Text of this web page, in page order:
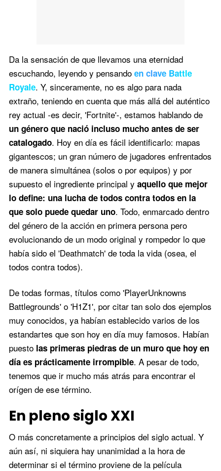
Da la sensación de que llevamos una eternidad
escuchando, leyendo y pensando en clave Battle
Royale. Y, sinceramente, no es algo para nada
extraño, teniendo en cuenta que más allá del auténtico
rey actual -es decir, 'Fortnite'-, estamos hablando de
un género que nació incluso mucho antes de ser
catalogado. Hoy en día es fácil identificarlo: mapas
gigantescos; un gran número de jugadores enfrentados
de manera simultánea (solos o por equipos) y por
supuesto el ingrediente principal y aquello que mejor
lo define: una lucha de todos contra todos en la
que solo puede quedar uno. Todo, enmarcado dentro
del género de la acción en primera persona pero
evolucionando de un modo original y rompedor lo que
había sido el 'Deathmatch' de toda la vida (osea, el
todos contra todos).
De todas formas, títulos como 'PlayerUnknowns
Battlegrounds' o 'H1Z1', por citar tan solo dos ejemplos
muy conocidos, ya habían establecido varios de los
estandartes que son hoy en día muy famosos. Habían
puesto las primeras piedras de un muro que hoy en
día es prácticamente irrompible. A pesar de todo,
tenemos que ir mucho más atrás para encontrar el
orígen de ese término.
En pleno siglo XXI
O más concretamente a principios del siglo actual. Y
aún así, ni siquiera hay unanimidad a la hora de
determinar si el término proviene de la película